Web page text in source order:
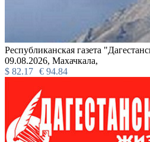
Республиканская газета
09.08.2026, Махачкала,
$ 82.17 € 94.84